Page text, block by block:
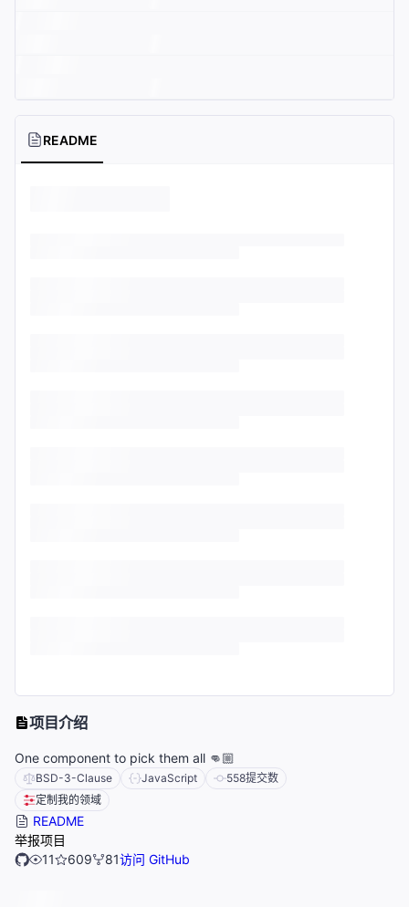
README
项目介绍
One component to pick them all 👊🏼
BSD-3-Clause JavaScript 558提交数
定制我的领域
README
举报项目
11
609 81访问 GitHub